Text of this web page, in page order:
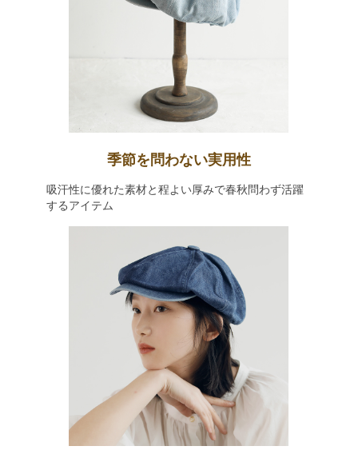
季節を問わない実用性
吸汗性に優れた素材と程よい厚みで春秋問わず活躍
するアイテム